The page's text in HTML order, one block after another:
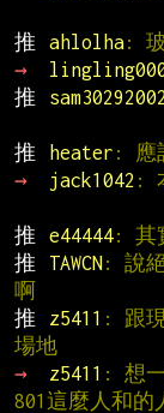
推
ahlolha:
→
推
sam30292002
推
heater : 應
→
jack1042 :
推
e44444: 其
推
TAWCN: 說
啊
推
z5411 : 跟
場地
→
z5411 : 想
801這麼人和的